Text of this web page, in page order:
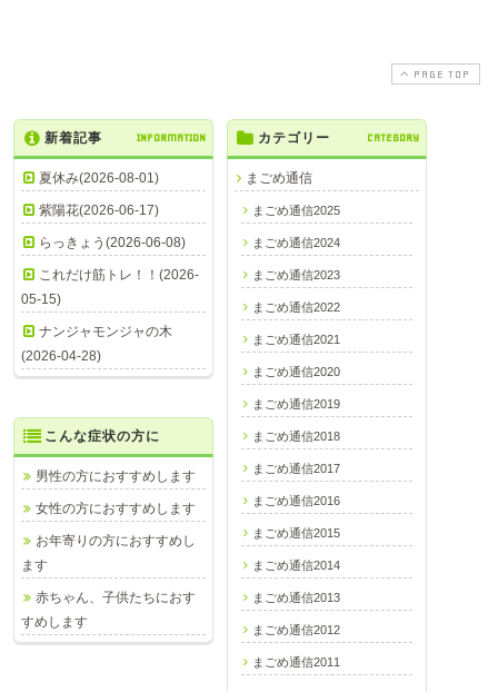
PAGE TOP
新着記事 INFORMATION
夏休み(2026-08-01)
紫陽花(2026-06-17)
らっきょう(2026-06-08)
これだけ筋トレ！！(2026-
05-15)
ナンジャモンジャの木
(2026-04-28)
カテゴリー CATEGORY
まごめ通信
まごめ通信2025
まごめ通信2024
まごめ通信2023
まごめ通信2022
まごめ通信2021
まごめ通信2020
まごめ通信2019
まごめ通信2018
まごめ通信2017
まごめ通信2016
まごめ通信2015
まごめ通信2014
まごめ通信2013
まごめ通信2012
まごめ通信2011
こんな症状の方に
男性の方におすすめします
女性の方におすすめします
お年寄りの方におすすめし
ます
赤ちゃん、子供たちにおす
すめします